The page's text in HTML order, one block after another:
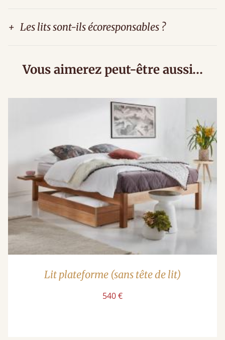
+ Les lits sont-ils écoresponsables ?
Vous aimerez peut-être aussi…
Lit plateforme (sans tête de lit)
540 €